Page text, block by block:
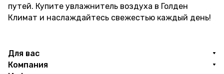
путей. Купите увлажнитель воздуха в Голден
Климат и наслаждайтесь свежестью каждый день!
Для вас
Компания